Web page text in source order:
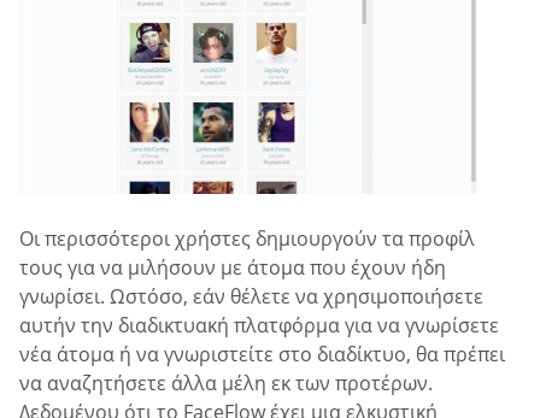
Οι περισσότεροι χρήστες δημιουργούν τα προφίλ
τους για να μιλήσουν με άτομα που έχουν ήδη
γνωρίσει. Ωστόσο, εάν θέλετε να χρησιμοποιήσετε
αυτήν την διαδικτυακή πλατφόρμα για να γνωρίσετε
νέα άτομα ή να γνωριστείτε στο διαδίκτυο, θα πρέπει
να αναζητήσετε άλλα μέλη εκ των προτέρων.
Δεδομένου ότι το FaceFlow έχει μια ελκυστική